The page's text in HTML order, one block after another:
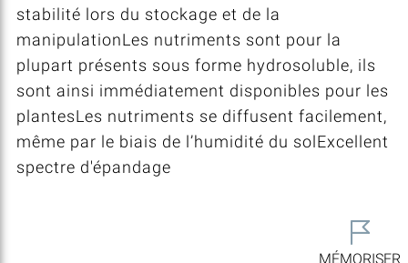
stabilité lors du stockage et de la
manipulationLes nutriments sont pour la
plupart présents sous forme hydrosoluble, ils
sont ainsi immédiatement disponibles pour les
plantesLes nutriments se diffusent facilement,
même par le biais de l’humidité du solExcellent
spectre d'épandage
MÉMORISER